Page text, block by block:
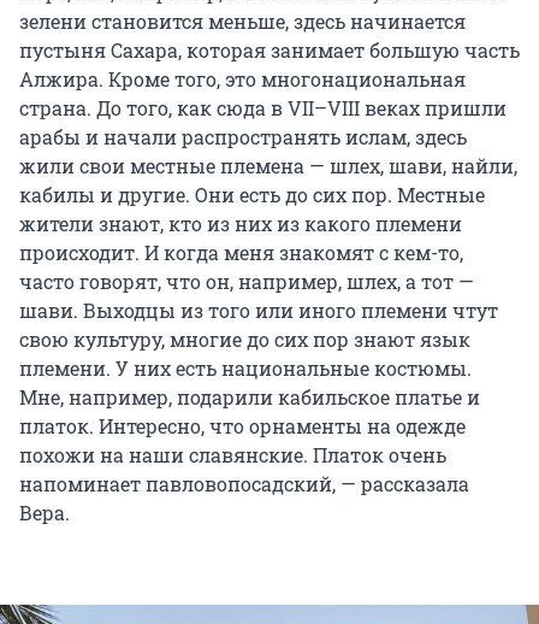
зелени становится меньше, здесь начинается
пустыня Сахара, которая занимает большую часть
Алжира. Кроме того, это многонациональная
страна. До того, как сюда в VII–VIII веках пришли
арабы и начали распространять ислам, здесь
жили свои местные племена — шлех, шави, найли,
кабилы и другие. Они есть до сих пор. Местные
жители знают, кто из них из какого племени
происходит. И когда меня знакомят с кем-то,
часто говорят, что он, например, шлех, а тот —
шави. Выходцы из того или иного племени чтут
свою культуру, многие до сих пор знают язык
племени. У них есть национальные костюмы.
Мне, например, подарили кабильское платье и
платок. Интересно, что орнаменты на одежде
похожи на наши славянские. Платок очень
напоминает павловопосадский, — рассказала
Вера.